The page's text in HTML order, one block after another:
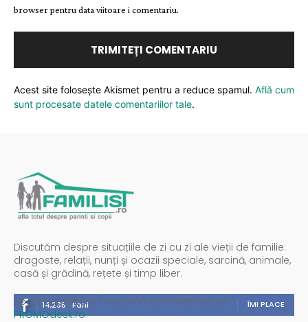
browser pentru data viitoare i comentariu.
Acest site folosește Akismet pentru a reduce spamul. Află cum
sunt procesate datele comentariilor tale.
Discutăm despre situațiile de zi cu zi ale vieții de familie:
dragoste, relații, nunți și ocazii speciale, sarcină, animale,
casă și grădină, rețete și timp liber.
14,235 Fani ÎMI PLACE
Spații publicitare / reclamă administrată de
PROMOdesk.ro